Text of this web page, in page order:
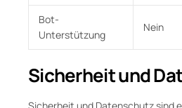
Bot-
Unterstützung
Nein
Sicherheit und